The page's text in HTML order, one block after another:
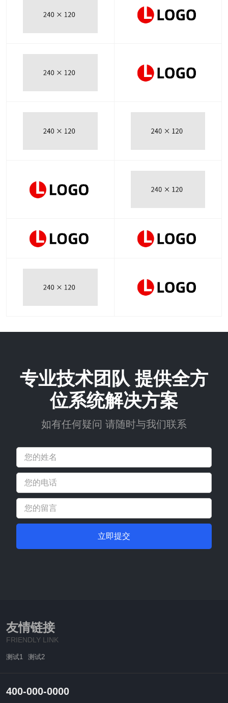
专业技术团队 提供全方
位系统解决方案
如有任何疑问 请随时与我们联系
立即提交
友情链接
FRIENDLY LINK
测试1 测试2
400-000-0000